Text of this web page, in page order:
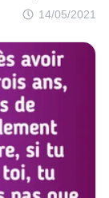
14/05/2021
café, alors que